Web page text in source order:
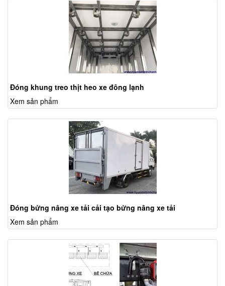
Đóng khung treo thịt heo xe đông lạnh
Xem sản phẩm
Đóng bửng nâng xe tải cải tạo bửng nâng xe tải
Xem sản phẩm